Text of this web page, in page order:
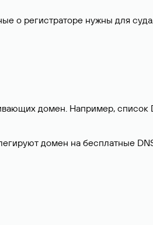
о регистраторе нужны для
домен. Например, список
домен на бесплатные